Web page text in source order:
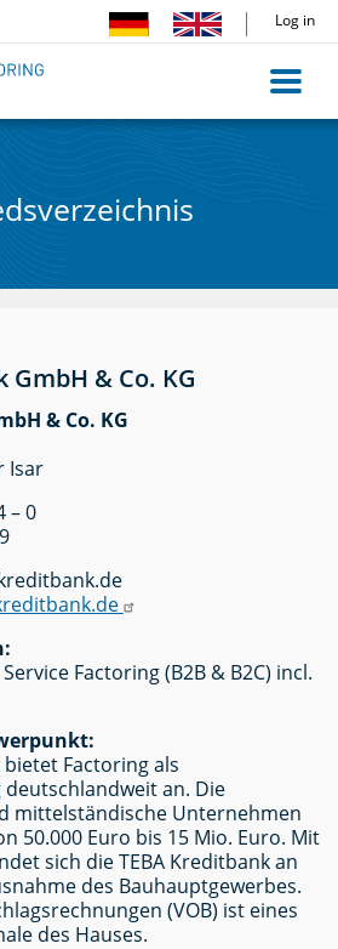
Log in
GmbH & Co. KG
& Co. KG
Isar
– 0
Factoring (B2B & B2C) incl.
bietet Factoring als
an. Die
mittelständische Unternehmen
50.000 Euro bis 15 Mio. Euro. Mit
sich die TEBA Kreditbank an
des Bauhauptgewerbes.
(VOB) ist eines
des Hauses.